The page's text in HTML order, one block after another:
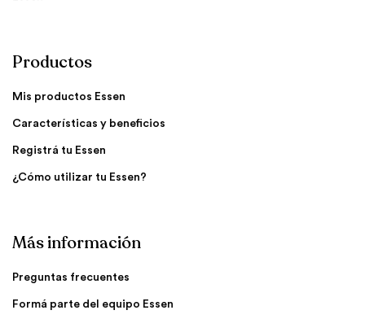
Productos
Mis productos Essen
Características y beneficios
Registrá tu Essen
¿Cómo utilizar tu Essen?
Más información
Preguntas frecuentes
Formá parte del equipo Essen